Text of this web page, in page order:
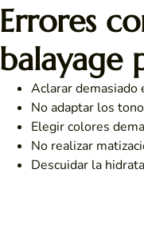
Errores
balayage
Aclarar demasiado
No adaptar los
Elegir colores
No realizar
Descuidar la